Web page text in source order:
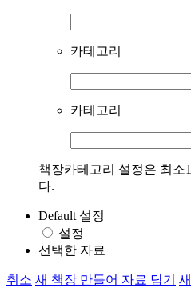
카테고리
카테고리
책장카테고리 설정은 최소
다.
Default 설정
설정
선택한 자료
취소 새 책장 만들어 자료 담기